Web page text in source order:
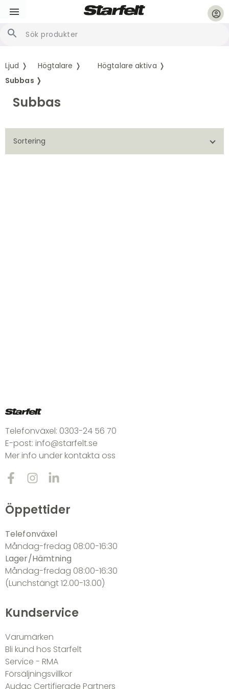
account_circle
Ljud ❭ Högtalare ❭
Högtalare aktiva ❭
Subbas ❭
Subbas
Sortering
Telefonväxel: 0303-24 56 70
E-post: info@starfelt.se
Mer info under kontakta oss
Öppettider
Telefonväxel
Måndag-fredag 08:00-16:30
Lager/Hämtning
Måndag-fredag 08:00-16:30
(Lunchstängt 12.00-13.00)
Kundservice
Varumärken
Bli kund hos Starfelt
Service - RMA
Försäljningsvillkor
Audac Certifierade Partners